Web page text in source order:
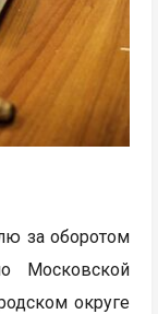
за оборотом
Московской
округе